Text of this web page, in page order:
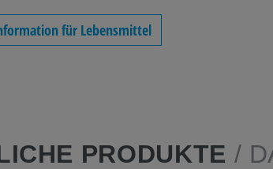
für Lebensmittel
PRODUKTE /